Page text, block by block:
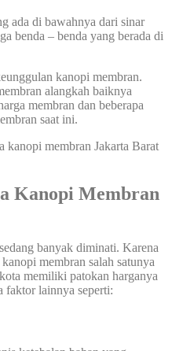
ada di bawahnya dari sinar
benda – benda yang berada di
kanopi membran.
alangkah baiknya
membran dan beberapa
saat ini.
kanopi membran Jakarta Barat
Kanopi Membran
banyak diminati. Karena
membran salah satunya
memiliki patokan harganya
faktor lainnya seperti: